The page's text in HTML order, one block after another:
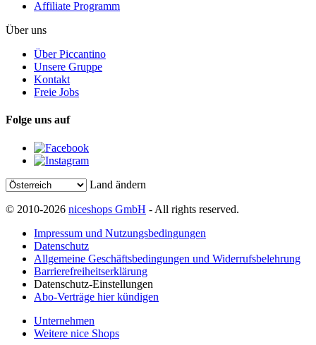
Affiliate Programm
Über uns
Über Piccantino
Unsere Gruppe
Kontakt
Freie Jobs
Folge uns auf
Land ändern
© 2010-2026 niceshops GmbH - All rights reserved.
Impressum und Nutzungsbedingungen
Datenschutz
Allgemeine Geschäftsbedingungen und Widerrufsbelehrung
Barrierefreiheitserklärung
Datenschutz-Einstellungen
Abo-Verträge hier kündigen
Unternehmen
Weitere nice Shops